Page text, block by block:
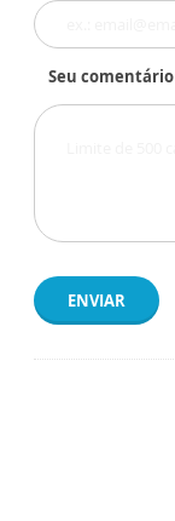
Seu comentário
ENVIAR